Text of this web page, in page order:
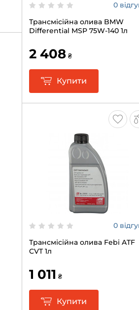
0
Трансмісійна олива BMW
Differential MSP 75W-140 1л
2 408 ₴
Купити
0
Трансмісійна олива Febi ATF
CVT 1л
1 011 ₴
Купити